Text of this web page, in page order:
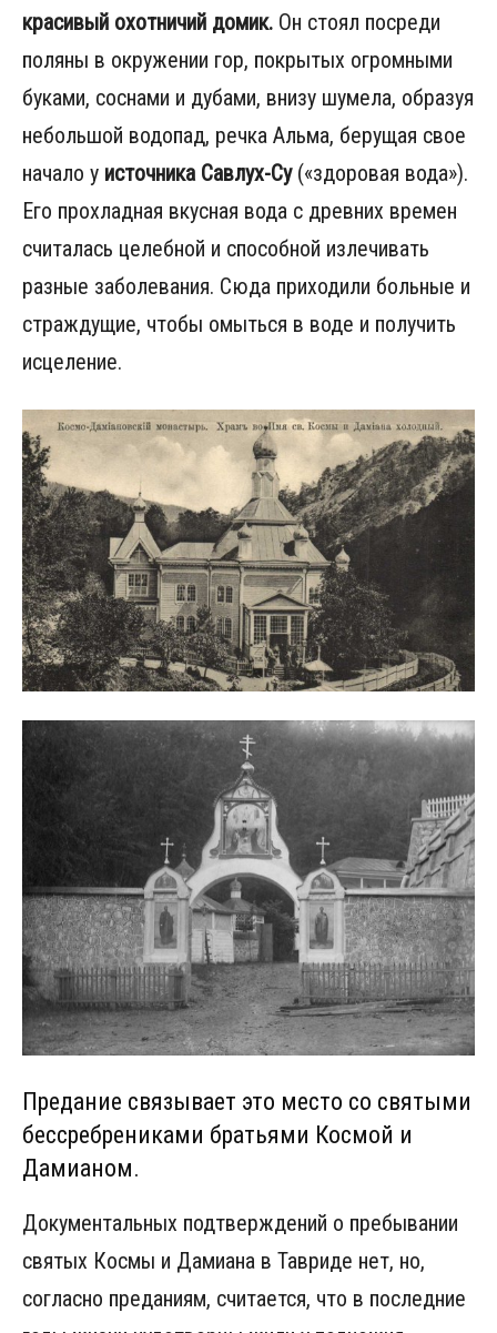
красивый охотничий домик. Он стоял посреди
поляны в окружении гор, покрытых огромными
буками, соснами и дубами, внизу шумела, образуя
небольшой водопад, речка Альма, берущая свое
начало у источника Савлух-Су(«здоровая вода»).
Его прохладная вкусная вода с древних времен
считалась целебной и способной излечивать
разные заболевания. Сюда приходили больные и
страждущие, чтобы омыться в воде и получить
исцеление.
Предание связывает это место со святыми
бессребрениками братьями Космой и
Дамианом.
Документальных подтверждений о пребывании
святых Космы и Дамиана в Тавриде нет, но,
согласно преданиям, считается, что в последние